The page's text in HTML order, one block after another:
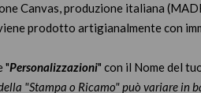
Canvas, produzione italiana
prodotto artigianalmente con
"Personalizzazioni" con il Nome del
"Stampa o Ricamo" può variare in